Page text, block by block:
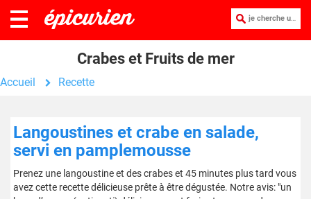
je cherche une recette :
Crabes et Fruits de mer
Accueil Recette
Langoustines et crabe en salade,
servi en pamplemousse
Prenez une langoustine et des crabes et 45 minutes plus tard vous
avez cette recette délicieuse prête à être dégustée. Notre avis: "un